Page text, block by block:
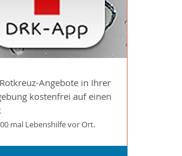
Angebote in Ihrer
kostenfrei auf einen
mal Lebenshilfe vor Ort.